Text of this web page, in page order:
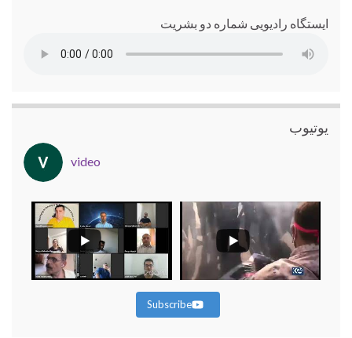
ایستگاه رادیویی شماره دو بشریت
یوتیوب
video
Subscribe